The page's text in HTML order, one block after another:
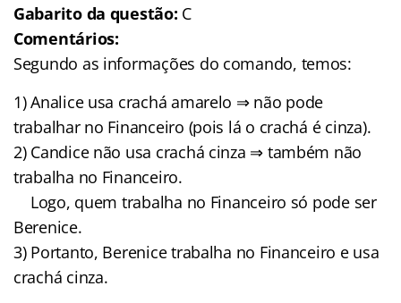
Gabarito da questão: C
Comentários:
Segundo as informações do comando, temos:
1) Analice usa crachá amarelo ⇒ não pode
trabalhar no Financeiro (pois lá o crachá é cinza).
2) Candice não usa crachá cinza ⇒ também não
trabalha no Financeiro.
Logo, quem trabalha no Financeiro só pode ser
Berenice.
3) Portanto, Berenice trabalha no Financeiro e usa
crachá cinza.